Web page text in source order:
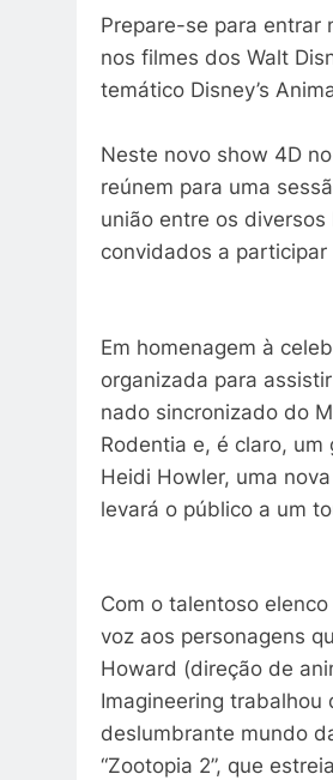
Prepare-se para entrar
nos filmes dos Walt
temático Disney’s
Neste novo show 4D
reúnem para uma
união entre os
convidados a
Em homenagem à
organizada para
nado sincronizado do
Rodentia e, é claro,
Heidi Howler, uma
levará o público a um
Com o talentoso
voz aos personagens
Howard (direção de
Imagineering trabalhou
deslumbrante mundo
“Zootopia 2”, que